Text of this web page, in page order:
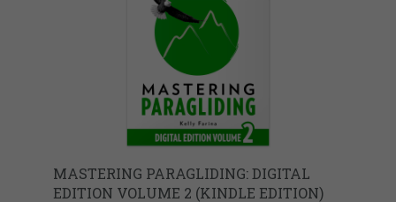
MASTERING PARAGLIDING: DIGITAL
EDITION VOLUME 2 (KINDLE EDITION)